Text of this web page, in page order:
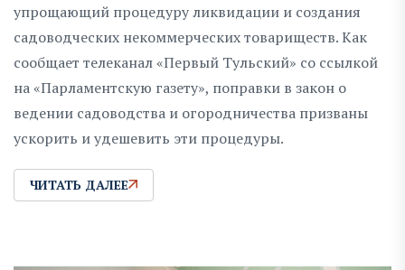
упрощающий процедуру ликвидации и создания
садоводческих некоммерческих товариществ. Как
сообщает телеканал «Первый Тульский» со ссылкой
на «Парламентскую газету», поправки в закон о
ведении садоводства и огородничества призваны
ускорить и удешевить эти процедуры.
ЧИТАТЬ ДАЛЕЕ